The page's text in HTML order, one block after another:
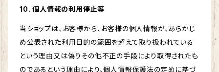
10. 個人情報の利用停止等
当ショップは、お客様から、お客様の個人情報が、あらかじ
め公表された利用目的の範囲を超えて取り扱われている
という理由又は偽りその他不正の手段により取得されたも
のであるという理由により、個人情報保護法の定めに基づ